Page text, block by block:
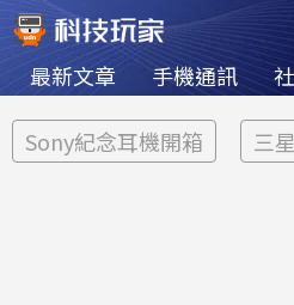
最新文章 手機通訊
Sony紀念耳機開箱 三